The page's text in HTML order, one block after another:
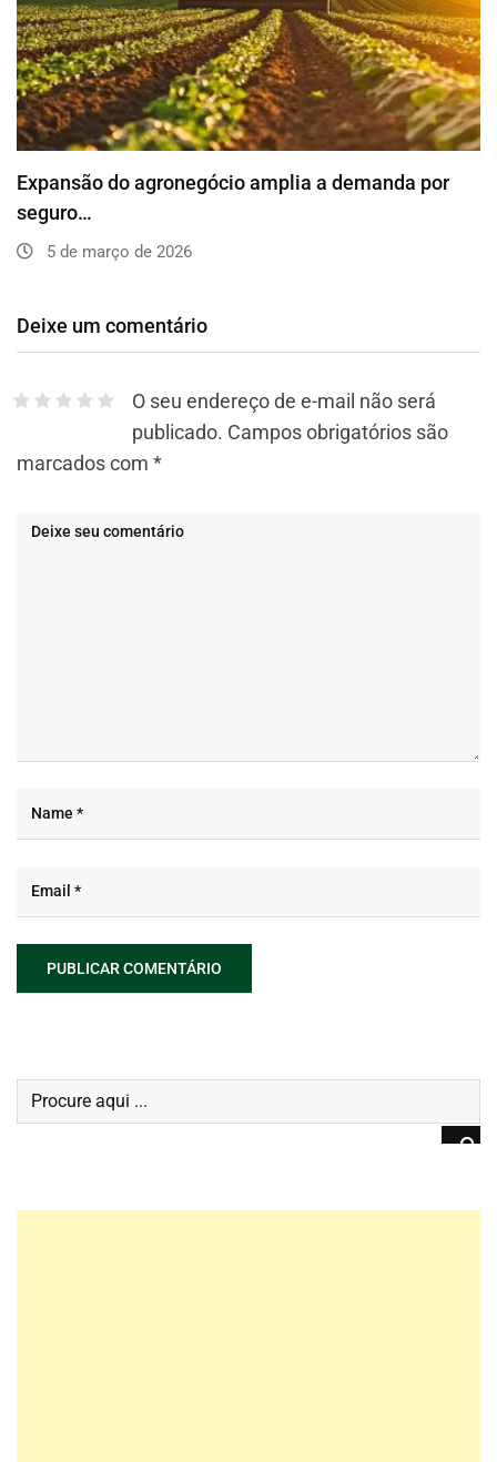
Expansão do agronegócio amplia a demanda por
seguro…
5 de março de 2026
Deixe um comentário
O seu endereço de e-mail não será
publicado. Campos obrigatórios são
marcados com *